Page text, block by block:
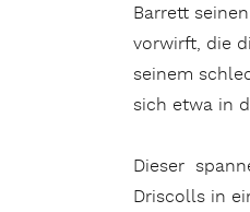
Barrett
vorwirft, die
seinem
sich etwa in
Dieser
Driscolls in